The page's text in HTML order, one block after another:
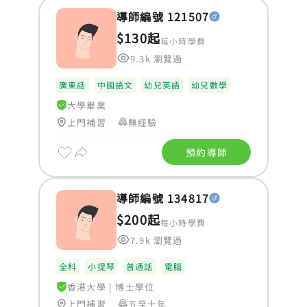
導師編號 121507
$130起每小時學費
9.3k 瀏覽過
廣東話 中國語文 幼兒英語 幼兒數學
大學畢業
上門補習
無經驗
預約導師
導師編號 134817
$200起每小時學費
7.9k 瀏覽過
全科 小提琴 普通話 電腦
香港大學 |博士學位
上門補習
五至十年